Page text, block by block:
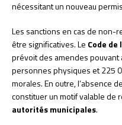
nécessitant un nouveau
Les sanctions en cas de non-
être significatives. Le Code
prévoit des amendes pouvant
personnes physiques et 225
morales. En outre, l’absence
constituer un motif valable de
autorités municipales.